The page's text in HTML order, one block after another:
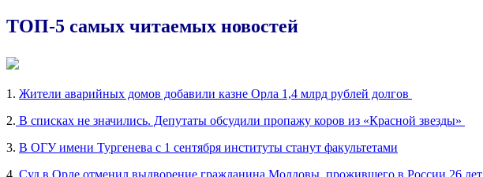
ТОП-5 самых читаемых новостей
1. Жители аварийных домов добавили казне Орла 1,4 млрд рублей долгов
2. В списках не значились. Депутаты обсудили пропажу коров из «Красной звезды»
3. В ОГУ имени Тургенева с 1 сентября институты станут факультетами
4. Суд в Орле отменил выдворение гражданина Молдовы, прожившего в России 26 лет